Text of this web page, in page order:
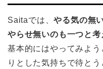
Saitaでは、やる気の無
やらせ無いのも一つと考
基本的にはやってみよ
りとした気持ちで待と